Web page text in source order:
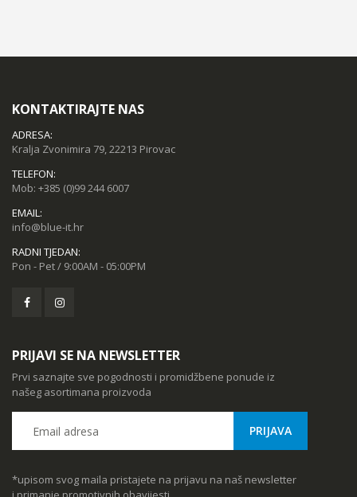
KONTAKTIRAJTE NAS
ADRESA:
Kralja Zvonimira 79, 22213 Pirovac
TELEFON:
Mob: +385 (0)99 244 6007
EMAIL:
info@blue-it.hr
RADNI TJEDAN:
Pon - Pet / 9:00AM - 05:00PM
PRIJAVI SE NA NEWSLETTER
Prvi saznajte sve pogodnosti i promidžbene ponude iz
našeg asortimana proizvoda
*upisom svog maila pristajete na prijavu na naš newsletter